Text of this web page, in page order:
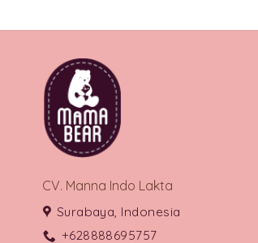
CV. Manna Indo Lakta
Surabaya, Indonesia
+628888695757